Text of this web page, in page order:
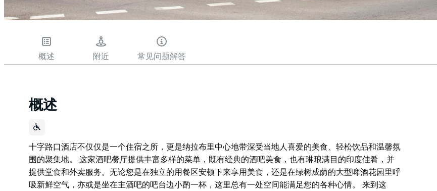
概述 附近 常见问题解答
概述
十字路口酒店不仅仅是一个住宿之所，更是纳拉布里中心地带深受当地人喜爱的美食、轻松饮品和温馨氛
围的聚集地。 这家酒吧餐厅提供丰富多样的菜单，既有经典的酒吧美食，也有琳琅满目的印度佳肴，并
提供堂食和外卖服务。无论您是在独立的用餐区安顿下来享用美食，还是在绿树成荫的大型啤酒花园里呼
吸新鲜空气，亦或是坐在主酒吧的吧台边小酌一杯，这里总有一处空间能满足您的各种心情。 来到这